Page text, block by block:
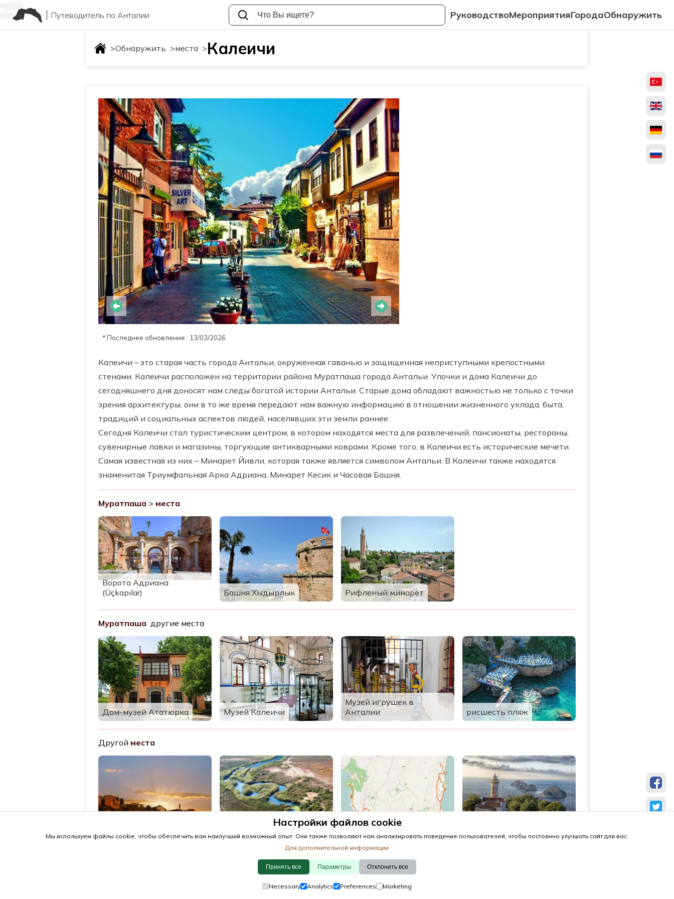
mesta
mesta
Путеводитель по Анталии РуководствоМероприятияГородаОбнаружить
>Обнаружить >места >Калеичи
* Последнее обновление : 13/03/2026
Калеичи – это старая часть города Антальи, окруженная гаванью и защищенная неприступными крепостными
стенами. Калеичи расположен на территории района Муратпаша города Антальи. Улочки и дома Калеичи до
сегодняшнего дня доносят нам следы богатой истории Антальи. Старые дома обладают важностью не только с точки
зрения архитектуры, они в то же время передают нам важную информацию в отношении жизненного уклада, быта,
традиций и социальных аспектов людей, населявших эти земли раннее.
Сегодня Калеичи стал туристическим центром, в котором находятся места для развлечений, пансионаты, рестораны,
сувенирные лавки и магазины, торгующие антикварными коврами. Кроме того, в Калеичи есть исторические мечети.
Самая известная из них – Минарет Йивли, которая также является символом Антальи. В Калеичи также находятся
знаменитая Триумфальная Арка Адриана, Минарет Кесик и Часовая Башня.
Муратпаша > места
Ворота Адриана
(Üçkapılar)
Башня Хыдырлык Рифленый минарет
Муратпаша другие места
Дом-музей Ататюрка Музей Калеичи
Музей игрушек в
Анталии
рисшесть пляж
Другой места
Алания Замок
Птичий заповедник
Маяк Гелидоня
Настройки файлов cookie
Мы используем файлы cookie, чтобы обеспечить вам наилучший возможный опыт. Они также позволяют нам анализировать поведение пользователей, чтобы постоянно улучшать сайт для вас.
Для дополнительной информации
Принять все Параметры Отклонить все
Necessary Analytics Preferences Marketing
Обнаружить Политикой использования файлов cookie ·